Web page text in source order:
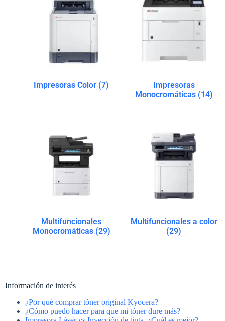
Impresoras Color (7)
Impresoras
Monocromáticas (14)
Multifuncionales
Monocromáticas (29)
Multifuncionales a color
(29)
Información de interés
¿Por qué comprar tóner original Kyocera?
¿Cómo puedo hacer para que mi tóner dure más?